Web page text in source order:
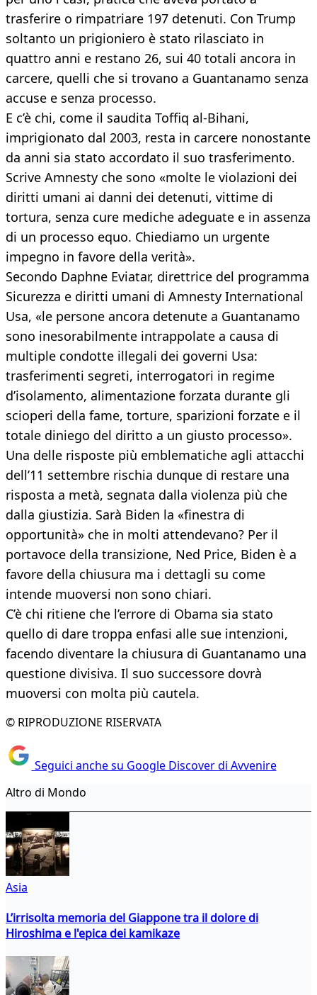
trasferire o rimpatriare 197 detenuti. Con Trump
soltanto un prigioniero è stato rilasciato in
quattro anni e restano 26, sui 40 totali ancora in
carcere, quelli che si trovano a Guantanamo senza
accuse e senza processo.
E c’è chi, come il saudita Toffiq al-Bihani,
imprigionato dal 2003, resta in carcere nonostante
da anni sia stato accordato il suo trasferimento.
Scrive Amnesty che sono «molte le violazioni dei
diritti umani ai danni dei detenuti, vittime di
tortura, senza cure mediche adeguate e in assenza
di un processo equo. Chiediamo un urgente
impegno in favore della verità».
Secondo Daphne Eviatar, direttrice del programma
Sicurezza e diritti umani di Amnesty International
Usa, «le persone ancora detenute a Guantanamo
sono inesorabilmente intrappolate a causa di
multiple condotte illegali dei governi Usa:
trasferimenti segreti, interrogatori in regime
d’isolamento, alimentazione forzata durante gli
scioperi della fame, torture, sparizioni forzate e il
totale diniego del diritto a un giusto processo».
Una delle risposte più emblematiche agli attacchi
dell’11 settembre rischia dunque di restare una
risposta a metà, segnata dalla violenza più che
dalla giustizia. Sarà Biden la «finestra di
opportunità» che in molti attendevano? Per il
portavoce della transizione, Ned Price, Biden è a
favore della chiusura ma i dettagli su come
intende muoversi non sono chiari.
C’è chi ritiene che l’errore di Obama sia stato
quello di dare troppa enfasi alle sue intenzioni,
facendo diventare la chiusura di Guantanamo una
questione divisiva. Il suo successore dovrà
muoversi con molta più cautela.
© RIPRODUZIONE RISERVATA
Seguici anche su Google Discover di Avvenire
Altro di Mondo
Asia
L’irrisolta memoria del Giappone tra il dolore di
Hiroshima e l'epica dei kamikaze